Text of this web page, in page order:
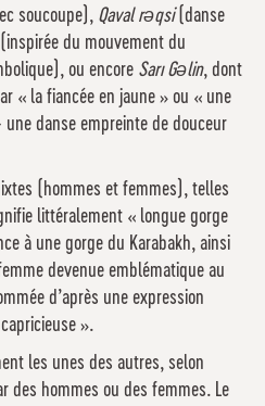
soucoupe), Qaval rəqsi(danse
du mouvement du
ou encore Sarı Gəlin, dont
« la fiancée en jaune » ou « une
danse empreinte de douceur
(hommes et femmes), telles
littéralement « longue gorge
à une gorge du Karabakh, ainsi
devenue emblématique au
d’après une expression
».
les unes des autres, selon
des hommes ou des femmes. Le